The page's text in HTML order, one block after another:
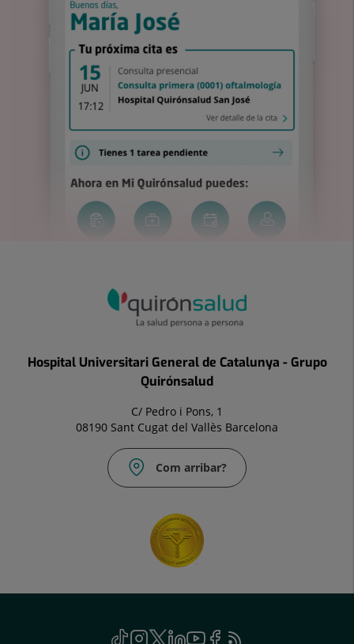
Hospital Universitari General de Catalunya - Grupo
Quirónsalud
C/ Pedro i Pons, 1
08190 Sant Cugat del Vallès Barcelona
Com arribar?
TikTok
AquestInstagram
AquestTwitter
AquestLinkedin
AquestYoutube
AquestFacebook
Aquest
Feed
Aquest